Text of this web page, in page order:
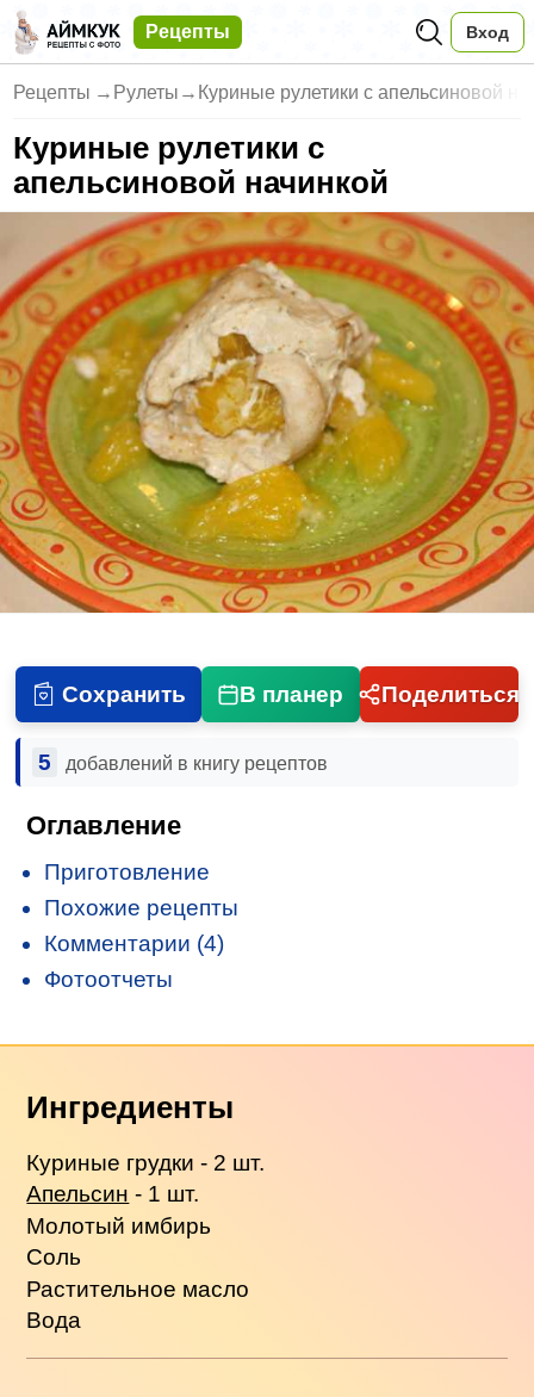
Рецепты Вход
Рецепты → Рулеты → Куриные рулетики с апельсиновой
Куриные рулетики с
апельсиновой начинкой
Сохранить В планер Поделиться
5 добавлений в книгу рецептов
Оглавление
Приготовление
Похожие рецепты
Комментарии (4)
Фотоотчеты
Ингредиенты
Куриные грудки - 2 шт.
Апельсин - 1 шт.
Молотый имбирь
Соль
Растительное масло
Вода